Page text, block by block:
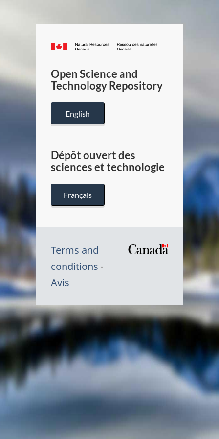
Canada.ca
/
Canada
Open Science and
Technology Repository
English
Dépôt ouvert des
sciences et technologie
Français
Terms and
conditions
Avis
Symbole
du
Canada